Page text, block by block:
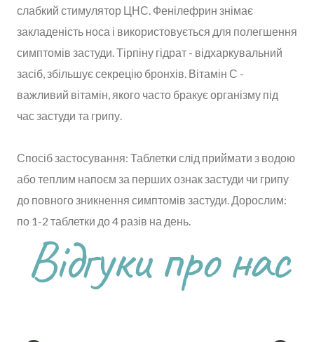
слабкий стимулятор ЦНС. Фенілефрин знімає
закладеність носа і використовується для полегшення
симптомів застуди. Тірпіну гідрат - відхаркувальний
засіб, збільшує секрецію бронхів. Вітамін С -
важливий вітамін, якого часто бракує організму під
час застуди та грипу.
Спосіб застосування: Таблетки слід приймати з водою
або теплим напоєм за перших ознак застуди чи грипу
до повного зникнення симптомів застуди. Дорослим:
по 1-2 таблетки до 4 разів на день.
Відгуки про нас